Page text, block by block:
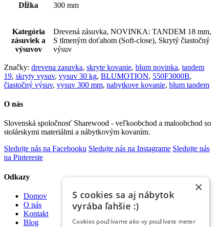
Dĺžka 300 mm
Kategória
zásuviek a
výsuvov
Drevená zásuvka, NOVINKA: TANDEM 18 mm,
S tlmeným doťahom (Soft-close), Skrytý čiastočný
výsuv
Značky: drevena zasuvka, skryte kovanie, blum novinka, tandem
19, skryty vysuv, vysuv 30 kg, BLUMOTION, 550F3000B,
čiastočný výsuv, vysuv 300 mm, nabytkove kovanie, blum tandem
O nás
Slovenská spoločnosť Sharewood - veľkoobchod a maloobchod so
stolárskymi materiálmi a nábytkovým kovaním.
Sledujte nás na Facebooku Sledujte nás na Instagrame Sledujte nás
na Pintereste
Odkazy
Domov
O nás
Kontakt
Blog
×
S cookies sa aj nábytok
vyrába ľahšie :)
Cookies používame ako vy používate meter